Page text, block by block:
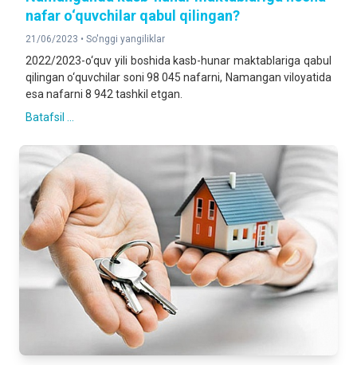
nafar o‘quvchilar qabul qilingan?
21/06/2023 • So'nggi yangiliklar
2022/2023-o‘quv yili boshida kasb-hunar maktablariga qabul
qilingan o‘quvchilar soni 98 045 nafarni, Namangan viloyatida
esa nafarni 8 942 tashkil etgan.
Batafsil ...